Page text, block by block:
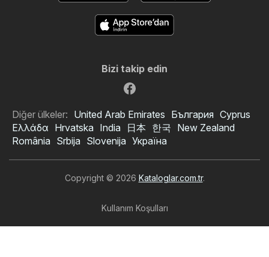
Bizi takip edin
Diğer ülkeler: United Arab Emirates България Cyprus
Ελλάδα Hrvatska India 日本 한국 New Zealand
România Srbija Slovenija Україна
Copyright © 2026 Kataloglar.com.tr.
Kullanım Koşulları